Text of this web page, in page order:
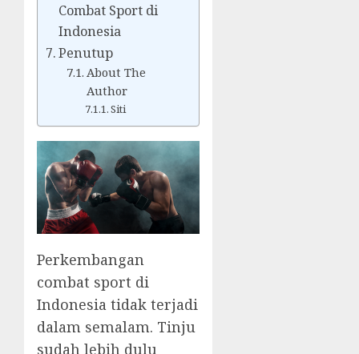
Combat Sport di
Indonesia
Penutup
About The
Author
Siti
Perkembangan
combat sport di
Indonesia tidak terjadi
dalam semalam. Tinju
sudah lebih dulu